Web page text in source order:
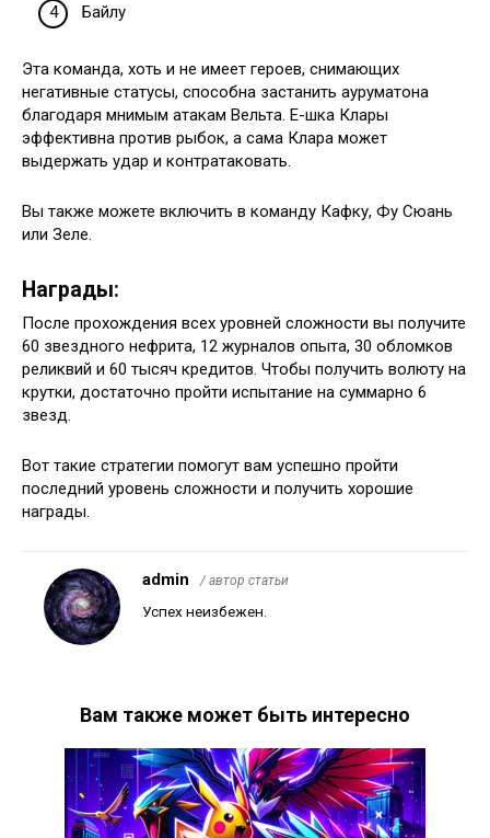
Байлу
Эта команда, хоть и не имеет героев, снимающих
негативные статусы, способна застанить ауруматона
благодаря мнимым атакам Вельта. Е-шка Клары
эффективна против рыбок, а сама Клара может
выдержать удар и контратаковать.
Вы также можете включить в команду Кафку, Фу Сюань
или Зеле.
Награды:
После прохождения всех уровней сложности вы получите
60 звездного нефрита, 12 журналов опыта, 30 обломков
реликвий и 60 тысяч кредитов. Чтобы получить волюту на
крутки, достаточно пройти испытание на суммарно 6
звезд.
Вот такие стратегии помогут вам успешно пройти
последний уровень сложности и получить хорошие
награды.
admin / автор статьи
Успех неизбежен.
Вам также может быть интересно